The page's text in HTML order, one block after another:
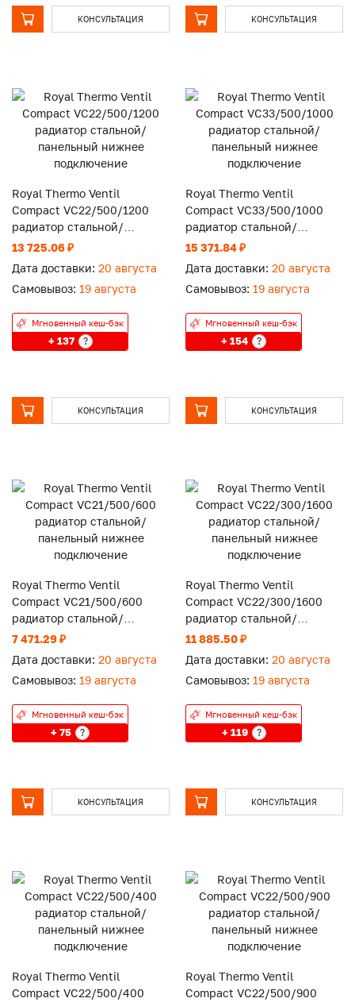
КОНСУЛЬТАЦИЯ КОНСУЛЬТАЦИЯ
Royal Thermo Ventil
Compact VC22/500/1200
радиатор стальной/
панельный нижнее
13 725.06 ₽
Дата доставки: 20 августа
Самовывоз: 19 августа
Мгновенный кеш-бэк
+ 137 ?
КОНСУЛЬТАЦИЯ
Royal Thermo Ventil
Compact VC33/500/1000
радиатор стальной/
панельный нижнее
15 371.84 ₽
Дата доставки: 20 августа
Самовывоз: 19 августа
Мгновенный кеш-бэк
+ 154 ?
КОНСУЛЬТАЦИЯ
Royal Thermo Ventil
Compact VC21/500/600
радиатор стальной/
панельный нижнее
7 471.29 ₽
Дата доставки: 20 августа
Самовывоз: 19 августа
Мгновенный кеш-бэк
+ 75 ?
КОНСУЛЬТАЦИЯ
Royal Thermo Ventil
Compact VC22/300/1600
радиатор стальной/
панельный нижнее
11 885.50 ₽
Дата доставки: 20 августа
Самовывоз: 19 августа
Мгновенный кеш-бэк
+ 119 ?
КОНСУЛЬТАЦИЯ
Royal Thermo Ventil
Compact VC22/500/400
Royal Thermo Ventil
Compact VC22/500/900